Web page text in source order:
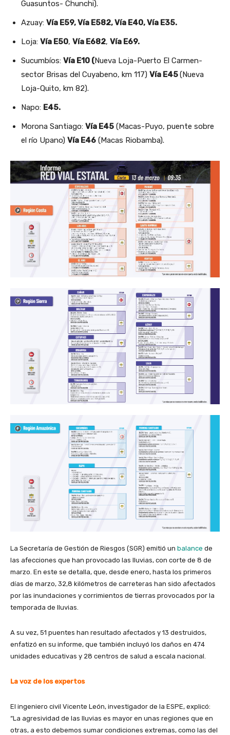
Guasuntos- Chunchi).
Azuay: Vía E59, Vía E582, Vía E40, Vía E35.
Loja: Vía E50, Vía E682, Vía E69.
Sucumbíos: Vía E10 (Nueva Loja-Puerto El Carmen-
sector Brisas del Cuyabeno, km 117) Vía E45(Nueva
Loja-Quito, km 82).
Napo: E45.
Morona Santiago: Vía E45 (Macas-Puyo, puente sobre
el río Upano) Vía E46 (Macas Riobamba).
La Secretaría de Gestión de Riesgos (SGR) emitió un balance de
las afecciones que han provocado las lluvias, con corte de 8 de
marzo. En este se detalla, que, desde enero, hasta los primeros
días de marzo, 32,8 kilómetros de carreteras han sido afectados
por las inundaciones y corrimientos de tierras provocados por la
temporada de lluvias.
A su vez, 51 puentes han resultado afectados y 13 destruidos,
enfatizó en su informe, que también incluyó los daños en 474
unidades educativas y 28 centros de salud a escala nacional.
La voz de los expertos
El ingeniero civil Vicente León, investigador de la ESPE, explicó:
“La agresividad de las lluvias es mayor en unas regiones que en
otras, a esto debemos sumar condiciones extremas, como las del